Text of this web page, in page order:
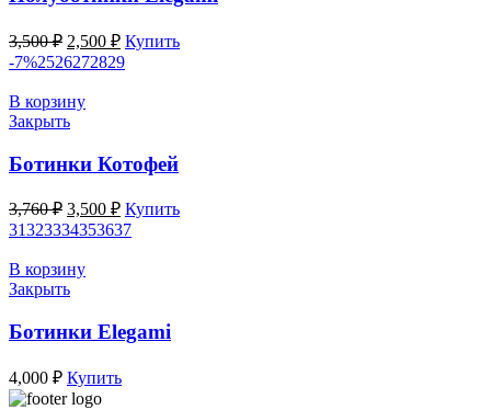
3,500₽ Первоначальная
цена
составляла
3,500 ₽.
2,500 ₽Текущая
цена:
Купить
-7%2526272829
В корзину
Закрыть
Ботинки Котофей
3,760₽ Первоначальная
цена
составляла
3,760 ₽.
3,500 ₽Текущая
цена:
Купить
31323334353637
В корзину
Закрыть
Ботинки Elegami
4,000 ₽ Купить